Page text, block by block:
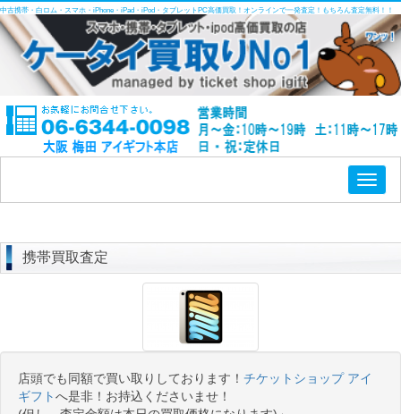
中古携帯・白ロム・スマホ・iPhone・iPad・iPod・タブレットPC高価買取！オンラインで一発査定！もちろん査定無料！！
携帯買取査定
店頭でも同額で買い取りしております！ チケットショップ アイ
ギフトへ是非！お持込くださいませ！